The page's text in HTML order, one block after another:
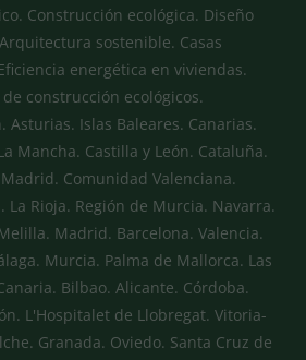
Construcción ecológica. Diseño
sostenible. Casas
energética en viviendas.
construcción ecológicos.
Asturias. Islas Baleares. Canarias.
Mancha. Castilla y León. Cataluña.
Comunidad Valenciana.
La Rioja. Región de Murcia. Navarra.
Madrid. Barcelona. Valencia.
Murcia. Palma de Mallorca. Las
Bilbao. Alicante. Córdoba.
L'Hospitalet de Llobregat. Vitoria-
Granada. Oviedo. Santa Cruz de